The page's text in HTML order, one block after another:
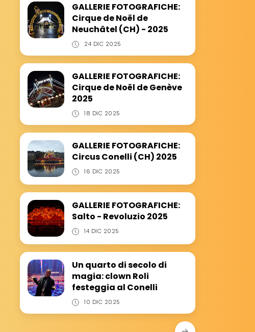
GALLERIE FOTOGRAFICHE:
Cirque de Noël de
Neuchâtel (CH) - 2025
24 DIC 2025
GALLERIE FOTOGRAFICHE:
Cirque de Noël de Genève
2025
18 DIC 2025
GALLERIE FOTOGRAFICHE:
Circus Conelli (CH) 2025
16 DIC 2025
GALLERIE FOTOGRAFICHE:
Salto - Revoluzio 2025
14 DIC 2025
Un quarto di secolo di
magia: clown Roli
festeggia al Conelli
10 DIC 2025